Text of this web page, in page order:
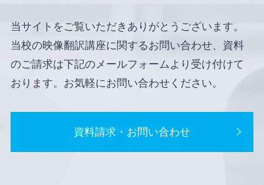
当サイトをご覧いただきありがとうございます。
当校の映像翻訳講座に関するお問い合わせ、資料
のご請求は下記のメールフォームより受け付けて
おります。お気軽にお問い合わせください。
資料請求・お問い合わせ